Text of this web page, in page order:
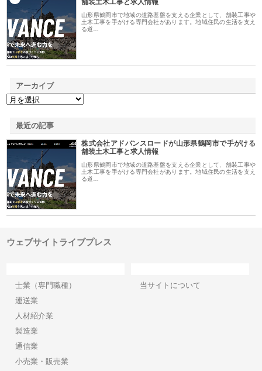
舗装土木工事と求人情報
山形県鶴岡市で地域の道路基盤を支える企業として、舗装工事や
土木工事を手がける専門会社があります。地域住民の生活を支え
る道…
アーカイブ
最近の記事
株式会社アドバンスロードが山形県鶴岡市で手がける
舗装土木工事と求人情報
山形県鶴岡市で地域の道路基盤を支える企業として、舗装工事や
土木工事を手がける専門会社があります。地域住民の生活を支え
る道…
ウェブサイトライブプレス
士業（専門職種）
運送業
人材紹介業
製造業
通信業
小売業・販売業
当サイトについて